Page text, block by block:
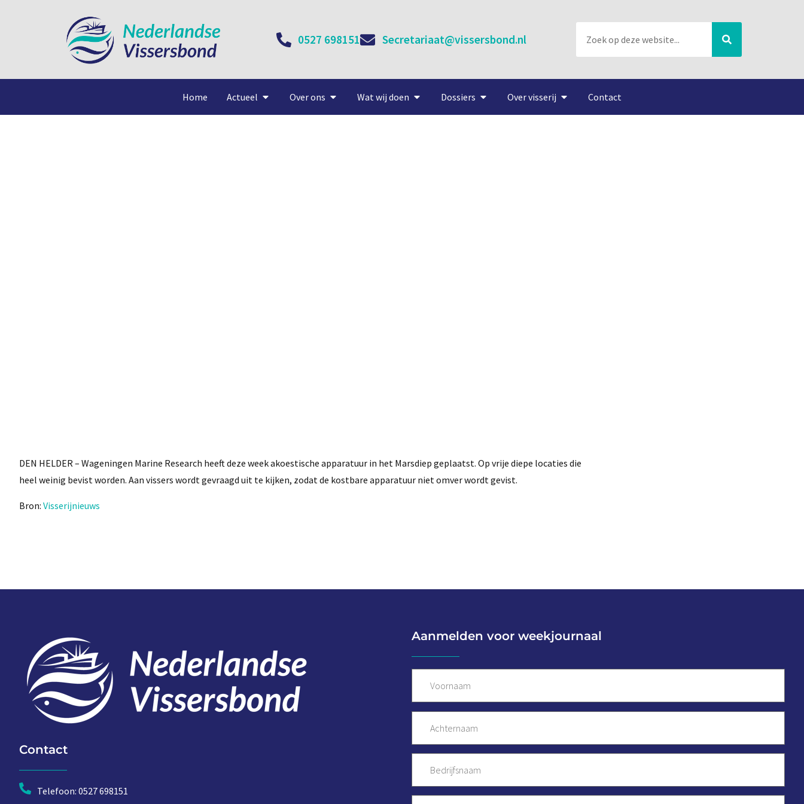
0527 698151 Secretariaat@vissersbond.nl
Home Actueel Over ons Wat wij doen Dossiers Over visserij Contact
DEN HELDER – Wageningen Marine Research heeft deze week akoestische apparatuur in het Marsdiep geplaatst. Op vrije diepe locaties die
heel weinig bevist worden. Aan vissers wordt gevraagd uit te kijken, zodat de kostbare apparatuur niet omver wordt gevist.
Bron: Visserijnieuws
Contact
Telefoon: 0527 698151
Aanmelden voor weekjournaal